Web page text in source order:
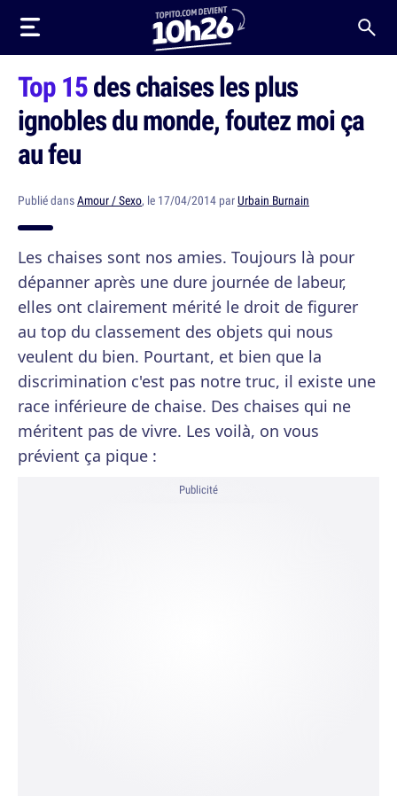
Top 15des chaises les plus
ignobles du monde, foutez moi ça
au feu
Publié dansAmour / Sexo, le 17/04/2014 parUrbain Burnain
Les chaises sont nos amies. Toujours là pour
dépanner après une dure journée de labeur,
elles ont clairement mérité le droit de figurer
au top du classement des objets qui nous
veulent du bien. Pourtant, et bien que la
discrimination c'est pas notre truc, il existe une
race inférieure de chaise. Des chaises qui ne
méritent pas de vivre. Les voilà, on vous
prévient ça pique :
Publicité